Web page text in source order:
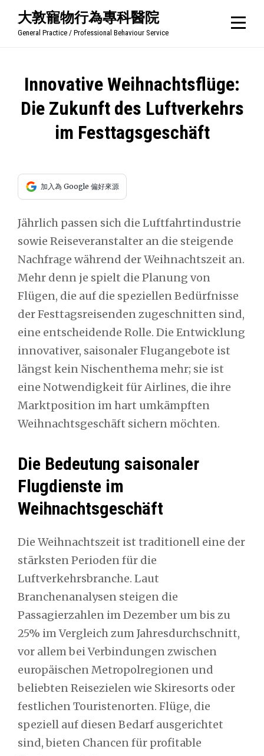
大敦寵物行為專科醫院
General Practice / Professional Behaviour Service
Innovative Weihnachtsflüge:
Die Zukunft des Luftverkehrs
im Festtagsgeschäft
加入為 Google 偏好來源
Jährlich passen sich die Luftfahrtindustrie
sowie Reiseveranstalter an die steigende
Nachfrage während der Weihnachtszeit an.
Mehr denn je spielt die Planung von
Flügen, die auf die speziellen Bedürfnisse
der Festtagsreisenden zugeschnitten sind,
eine entscheidende Rolle. Die Entwicklung
innovativer, saisonaler Flugangebote ist
längst kein Nischenthema mehr; sie ist
eine Notwendigkeit für Airlines, die ihre
Marktposition im hart umkämpften
Weihnachtsgeschäft sichern möchten.
Die Bedeutung saisonaler
Flugdienste im
Weihnachtsgeschäft
Die Weihnachtszeit ist traditionell eine der
stärksten Perioden für die
Luftverkehrsbranche. Laut
Branchenanalysen steigen die
Passagierzahlen im Dezember um bis zu
25% im Vergleich zum Jahresdurchschnitt,
vor allem bei Verbindungen zwischen
europäischen Metropolregionen und
beliebten Reisezielen wie Skiresorts oder
festlichen Touristenorten. Flüge, die
speziell auf diesen Bedarf ausgerichtet
sind, bieten Chancen für profitable
文
章